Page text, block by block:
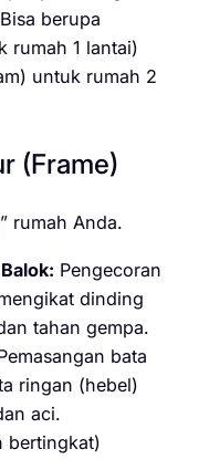
Bisa berupa
rumah 1 lantai)
untuk rumah 2
(Frame)
rumah Anda.
Pengecoran
dinding
tahan gempa.
bata
ringan (hebel)
aci.
bertingkat)